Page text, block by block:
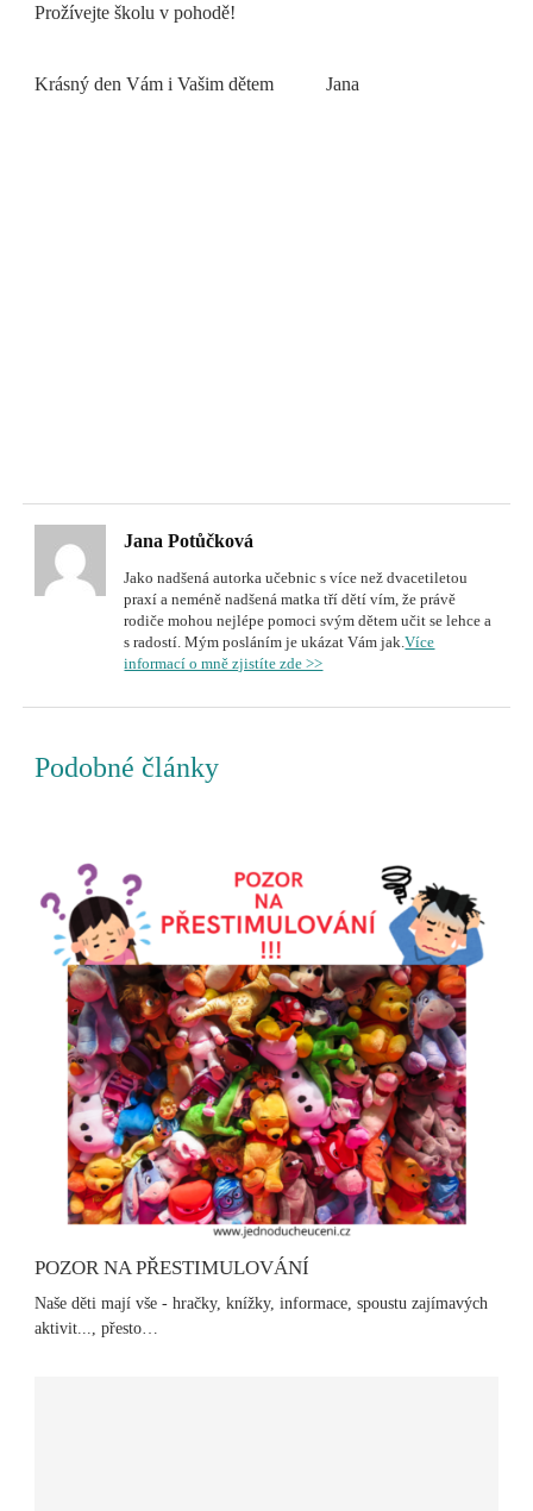
Prožívejte školu v pohodě!
Krásný den Vám i Vašim dětem Jana
Jana Potůčková
Jako nadšená autorka učebnic s více než dvacetiletou
praxí a neméně nadšená matka tří dětí vím, že právě
rodiče mohou nejlépe pomoci svým dětem učit se lehce a
s radostí. Mým posláním je ukázat Vám jak.Více
informací o mně zjistíte zde >>
Podobné články
POZOR NA PŘESTIMULOVÁNÍ
Naše děti mají vše - hračky, knížky, informace, spoustu zajímavých
aktivit..., přesto…